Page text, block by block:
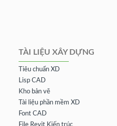
TÀI LIỆU XÂY DỰNG
Tiêu chuẩn XD
Lisp CAD
Kho bản vẽ
Tài liệu phần mềm XD
Font CAD